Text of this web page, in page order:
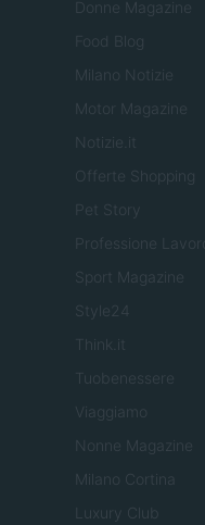
Donne Magazine
Food Blog
Milano Notizie
Motor Magazine
Notizie.it
Offerte Shopping
Pet Story
Professione Lavoro
Sport Magazine
Style24
Think.it
Tuobenessere
Viaggiamo
Nonne Magazine
Milano Cortina
Luxury Club